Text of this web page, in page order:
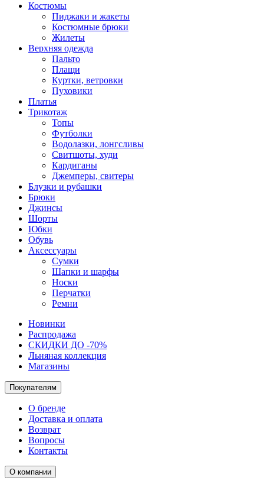
Костюмы
Пиджаки и жакеты
Костюмные брюки
Жилеты
Верхняя одежда
Пальто
Плащи
Куртки, ветровки
Пуховики
Платья
Трикотаж
Топы
Футболки
Водолазки, лонгсливы
Свитшоты, худи
Кардиганы
Джемперы, свитеры
Блузки и рубашки
Брюки
Джинсы
Шорты
Юбки
Обувь
Аксессуары
Сумки
Шапки и шарфы
Носки
Перчатки
Ремни
Новинки
Распродажа
СКИДКИ ДО -70%
Льняная коллекция
Магазины
Покупателям
О бренде
Доставка и оплата
Возврат
Вопросы
Контакты
О компании